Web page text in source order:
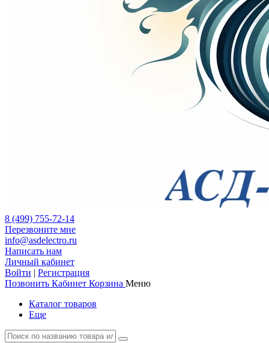
8 (499) 755-72-14
Перезвоните мне
info@asdelectro.ru
Написать нам
Личный кабинет
Войти | Регистрация
Позвонить Кабинет Корзина Меню
Каталог товаров
Еще